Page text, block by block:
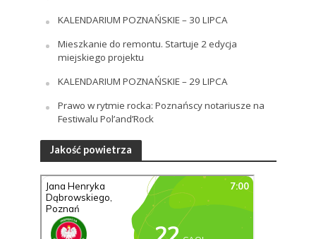
KALENDARIUM POZNAŃSKIE – 30 LIPCA
Mieszkanie do remontu. Startuje 2 edycja
miejskiego projektu
KALENDARIUM POZNAŃSKIE – 29 LIPCA
Prawo w rytmie rocka: Poznańscy notariusze na
Festiwalu Pol’and’Rock
Jakość powietrza